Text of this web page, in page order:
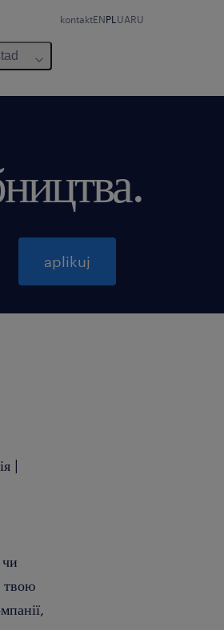
kontaktENPL UARU
aplikuj
|
твою